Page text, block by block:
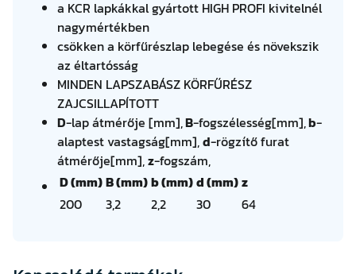
(
9
0
D
H
Z
)
m
e
n
s
a KCR lapkákkal gyártott HIGH PROFI kivitelnél
nagymértékben
csökken a körfűrészlap lebegése és növekszik
az éltartósság
MINDEN LAPSZABÁSZ KÖRFŰRÉSZ
ZAJCSILLAPÍTOTT
D-lap átmérője [mm],B-fogszélesség[mm],b-
alaptest vastagság[mm],d-rögzítő furat
átmérője[mm],z-fogszám,
D (mm)B (mm)b (mm)d (mm)z
200
3,2 2,2 30 64